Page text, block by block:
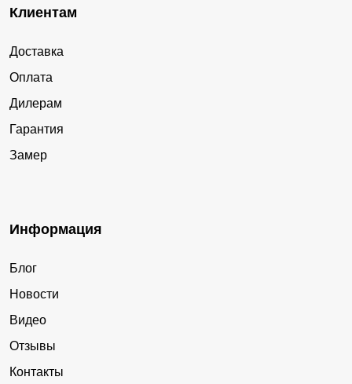
Клиентам
Доставка
Оплата
Дилерам
Гарантия
Замер
Информация
Блог
Новости
Видео
Отзывы
Контакты